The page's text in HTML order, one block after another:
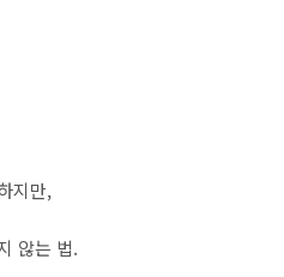
지만,
않는 법.